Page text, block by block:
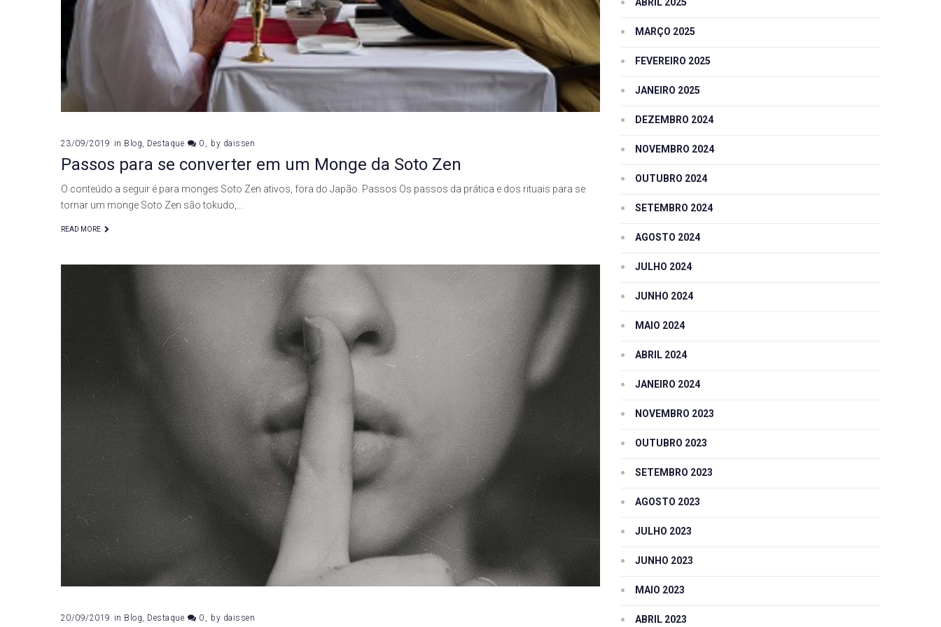
23/09/2019 in Blog, Destaque 0 by daissen
Passos para se converter em um Monge da Soto Zen
O conteúdo a seguir é para monges Soto Zen ativos, fora do Japão. Passos Os passos da prática e dos rituais para se
tornar um monge Soto Zen são tokudo,…
READ MORE
20/09/2019 in Blog, Destaque 0 by daissen
MARÇO 2025
FEVEREIRO 2025
JANEIRO 2025
DEZEMBRO 2024
NOVEMBRO 2024
OUTUBRO 2024
SETEMBRO 2024
AGOSTO 2024
JULHO 2024
JUNHO 2024
MAIO 2024
ABRIL 2024
JANEIRO 2024
NOVEMBRO 2023
OUTUBRO 2023
SETEMBRO 2023
AGOSTO 2023
JULHO 2023
JUNHO 2023
MAIO 2023
ABRIL 2023